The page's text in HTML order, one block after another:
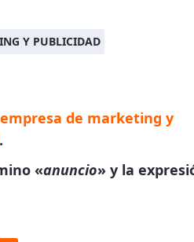
Y PUBLICIDAD
de marketing y
.
«anuncio» y la